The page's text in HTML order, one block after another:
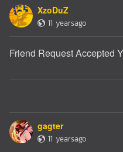
XzoDuZ
11 yearsago
Friend Request Accepted
gagter
11 yearsago